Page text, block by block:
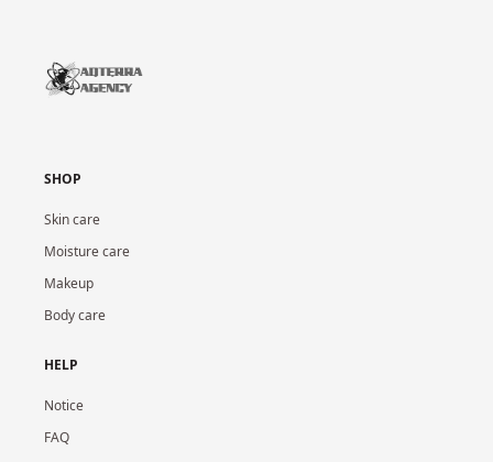
SHOP
Skin care
Moisture care
Makeup
Body care
HELP
Notice
FAQ